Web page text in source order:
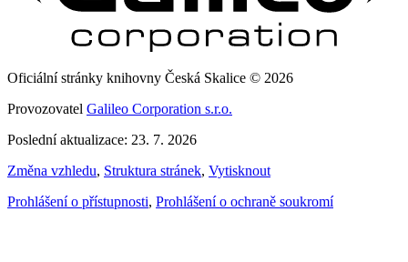
Oficiální stránky knihovny Česká Skalice © 2026
Provozovatel Galileo Corporation s.r.o.
Poslední aktualizace: 23. 7. 2026
Změna vzhledu, Struktura stránek, Vytisknout
Prohlášení o přístupnosti, Prohlášení o ochraně soukromí